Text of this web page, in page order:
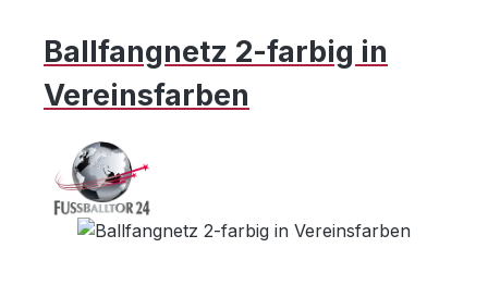
Ballfangnetz 2-farbig in
Vereinsfarben
Bildergalerie überspringen